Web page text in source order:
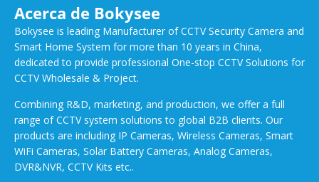
Acerca de Bokysee
Bokysee is leading Manufacturer of CCTV Security Camera and
Smart Home System for more than 10 years in China,
dedicated to provide professional One-stop CCTV Solutions for
CCTV Wholesale & Project.
Combining R&D, marketing, and production, we offer a full
range of CCTV system solutions to global B2B clients. Our
products are including IP Cameras, Wireless Cameras, Smart
WiFi Cameras, Solar Battery Cameras, Analog Cameras,
DVR&NVR, CCTV Kits etc..